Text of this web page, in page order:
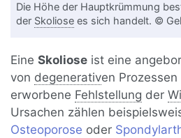
Die Höhe der Hauptkrümmung
der Skoliose es sich handelt. ©
EineSkoliose ist eine
von degenerativen
erworbene Fehlstellung der
Ursachen zählen
Osteoporose oder